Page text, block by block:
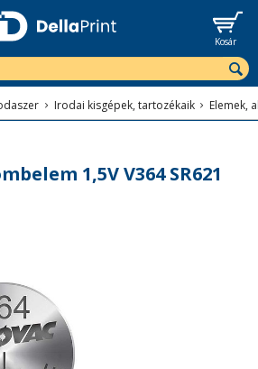
Kosár
Irodai kisgépek, tartozékaik Elemek,
1,5V V364 SR621